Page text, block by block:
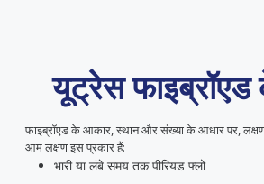
यूट्रेस
फाइब्रॉएड के आकार, स्थान और संख्या के आधार पर,
आम लक्षण इस प्रकार हैं:
भारी या लंबे समय तक पीरियड फ्लो